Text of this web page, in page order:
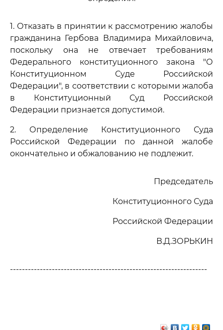
1. Отказать в принятии к рассмотрению жалобы
гражданина Гербова Владимира Михайловича,
поскольку она не отвечает требованиям
Федерального конституционного закона "О
Конституционном Суде Российской
Федерации", в соответствии с которыми жалоба
в Конституционный Суд Российской
Федерации признается допустимой.
2. Определение Конституционного Суда
Российской Федерации по данной жалобе
окончательно и обжалованию не подлежит.
Председатель
Конституционного Суда
Российской Федерации
В.Д.ЗОРЬКИН
------------------------------------------------------------------